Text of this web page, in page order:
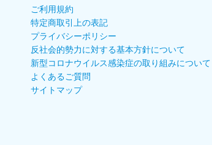
ご利用規約
特定商取引上の表記
プライバシーポリシー
反社会的勢力に対する基本方針について
新型コロナウイルス感染症の取り組みについて
よくあるご質問
サイトマップ